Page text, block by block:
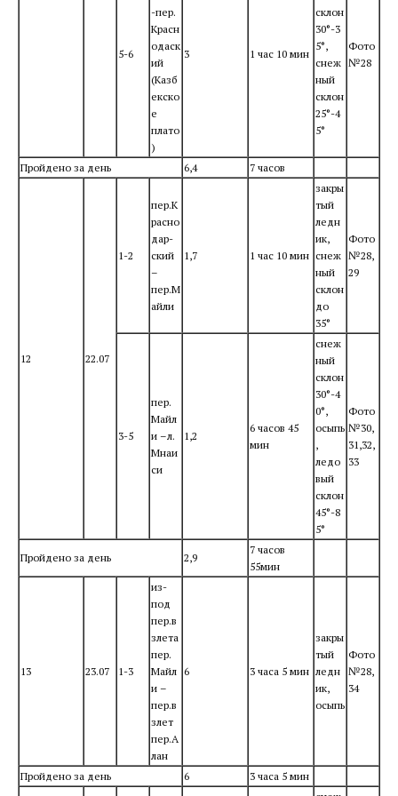
5-6
-пер.
Красн
одаск
ий
(Казб
екско
е
плато
)
3 1 час 10 мин
склон
30°-3
5°,
снеж
ный
склон
25°-4
5°
Фото
№28
Пройдено за день 6,4 7 часов
12 22.07
1-2
пер.К
расно
дар-
ский
–
пер.М
айли
1,7 1 час 10 мин
закры
тый
ледн
ик,
снеж
ный
склон
до
35°
Фото
№28,
29
3-5
пер.
Майл
и –л.
Мнаи
си
1,2
6 часов 45
мин
снеж
ный
склон
30°-4
0°,
осыпь
,
ледо
вый
склон
45°-8
5°
Фото
№30,
31,32,
33
Пройдено за день 2,9
7 часов
55мин
13 23.07 1-3
из-
под
пер.в
злета
пер.
Майл
и –
пер.в
злет
пер.А
лан
6 3 часа 5 мин
закры
тый
ледн
ик,
осыпь
Фото
№28,
34
Пройдено за день 6 3 часа 5 мин